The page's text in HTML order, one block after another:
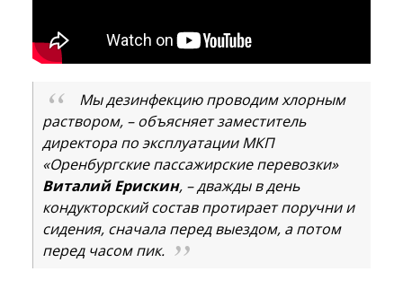
Мы дезинфекцию проводим хлорным
раствором, – объясняет заместитель
директора по эксплуатации МКП
«Оренбургские пассажирские перевозки»
Виталий Ерискин, – дважды в день
кондукторский состав протирает поручни и
сидения, сначала перед выездом, а потом
перед часом пик.